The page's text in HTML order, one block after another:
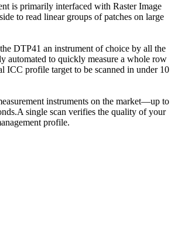
is primarily interfaced with Raster Image
to read linear groups of patches on large
DTP41 an instrument of choice by all the
automated to quickly measure a whole row
ICC profile target to be scanned in under 10
instruments on the market—up to
single scan verifies the quality of your
profile.